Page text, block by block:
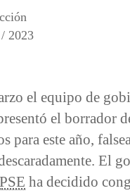
2023
el equipo de
el borrador
para este año,
El
PSE ha decidido